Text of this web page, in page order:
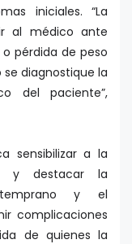
iniciales. “La
al médico ante
pérdida de peso
diagnostique la
del paciente”,
sensibilizar a la
y destacar la
y el
complicaciones
de quienes la